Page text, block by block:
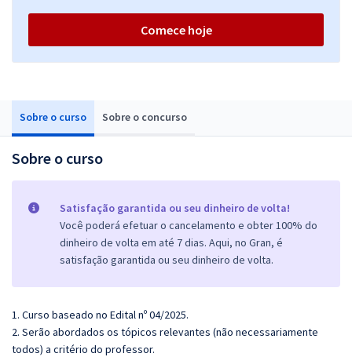
Sobre o curso Sobre o concurso
Sobre o curso
Satisfação garantida ou seu dinheiro de volta!
Você poderá efetuar o cancelamento e obter 100% do
dinheiro de volta em até 7 dias. Aqui, no Gran, é
satisfação garantida ou seu dinheiro de volta.
1. Curso baseado no Edital nº 04/2025.
2. Serão abordados os tópicos relevantes (não necessariamente
todos) a critério do professor.
Comece hoje